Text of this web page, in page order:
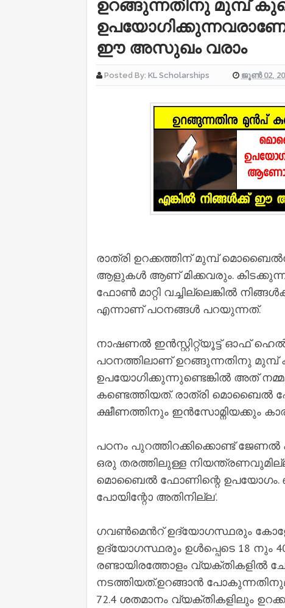
ഉറങ്ങുന്നതിനു മുമ്പ്
ഉപയോഗിക്കുന്നവരാണോ
ഈ അസുഖം വരാം
Posted By: KL Scholarships ജൂൺ 02,
രാത്രി ഉറക്കത്തിന് മുമ്പ്
ആളുകൾ ആണ് മിക്കവരും.
ഫോൺ മാറ്റി വച്ചില്ലെങ്കിൽ
എന്നാണ് പഠനങ്ങൾ പറയുന്നത്.
നാഷണൽ ഇൻസ്റ്റിറ്റ്യൂട്ട് ഓഫ്
പഠനത്തിലാണ് ഉറങ്ങുന്നതിനു
ഉപയോഗിക്കുന്നുണ്ടെങ്കിൽ അത്
കണ്ടെത്തിയത്. രാത്രി മൊബൈൽ
ക്ഷീണത്തിനും ഇൻസോമ്നിയക്കും
പഠനം പുറത്തിറക്കിക്കൊണ്ട്
ഒരു തരത്തിലുള്ള
മൊബൈൽ ഫോണിന്റെ ഉപയോഗം. ഒരു
പോയിന്റോ അതിനില്ല'.
ഗവൺമെൻറ് ഉദ്യോഗസ്ഥരും
ഉദ്യോഗസ്ഥരും ഉൾപ്പെടെ 18 നും
രണ്ടായിരത്തോളം വ്യക്തികളിൽ
നടത്തിയത്.ഉറങ്ങാൻ
72.4 ശതമാനം വ്യക്തികളിലും